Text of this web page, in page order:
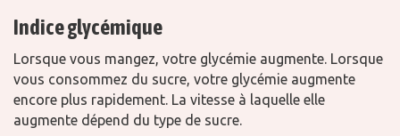
Indice glycémique
Lorsque vous mangez, votre glycémie augmente. Lorsque
vous consommez du sucre, votre glycémie augmente
encore plus rapidement. La vitesse à laquelle elle
augmente dépend du type de sucre.